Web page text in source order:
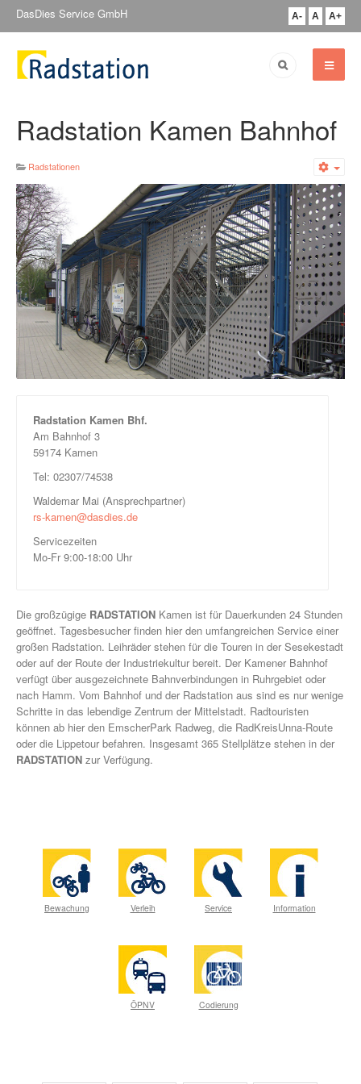
DasDies Service GmbH A- A A+
Radstation Kamen Bahnhof
Radstationen
Radstation Kamen Bhf.
Am Bahnhof 3
59174 Kamen
Tel: 02307/74538
Waldemar Mai (Ansprechpartner)
rs-kamen@dasdies.de
Servicezeiten
Mo-Fr 9:00-18:00 Uhr
Die großzügige RADSTATION Kamen ist für Dauerkunden 24 Stunden
geöffnet. Tagesbesucher finden hier den umfangreichen Service einer
großen Radstation. Leihräder stehen für die Touren in der Sesekestadt
oder auf der Route der Industriekultur bereit. Der Kamener Bahnhof
verfügt über ausgezeichnete Bahnverbindungen in Ruhrgebiet oder
nach Hamm. Vom Bahnhof und der Radstation aus sind es nur wenige
Schritte in das lebendige Zentrum der Mittelstadt. Radtouristen
können ab hier den EmscherPark Radweg, die RadKreisUnna-Route
oder die Lippetour befahren. Insgesamt 365 Stellplätze stehen in der
RADSTATION zur Verfügung.
Bewachung Verleih Service Information
ÖPNV Codierung